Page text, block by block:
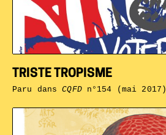
TRISTE TROPISME
Paru dansCQFDn°154 (mai 2017)